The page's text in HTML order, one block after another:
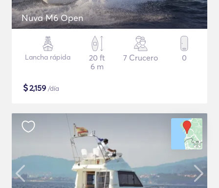
Nuva M6 Open
Lancha rápida
20 ft
6 m
7 Crucero 0
$2,159 /día